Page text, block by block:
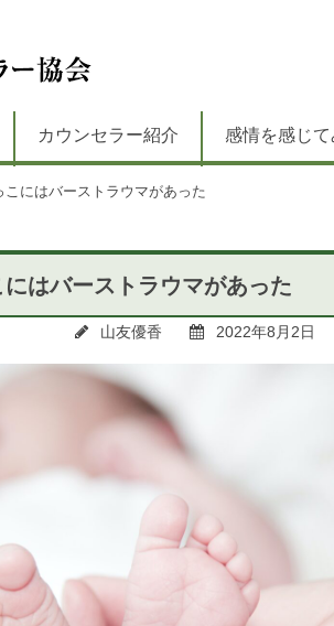
カウンセラー紹介 感情を感じ
こにはバーストラウマがあった
はバーストラウマがあった
山友優香 2022年8月2日